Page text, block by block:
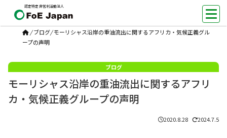
認定特定非営利活動法人
/ ブログ/ モーリシャス沿岸の重油流出に関するアフリカ・気候正義グル
ープの声明
モーリシャス沿岸の重油流出に関するアフリ
カ・気候正義グループの声明
2020.8.28 2024.7.5